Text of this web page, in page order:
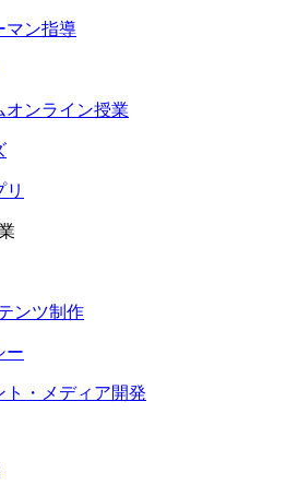
マン指導
オンライン授業
ンツ制作
ー
ト・メディア開発